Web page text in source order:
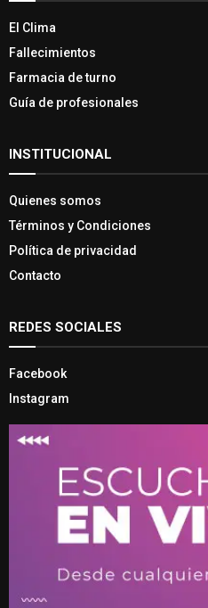
El Clima
Fallecimientos
Farmacia de turno
Guía de profesionales
INSTITUCIONAL
Quienes somos
Términos y Condiciones
Política de privacidad
Contacto
REDES SOCIALES
Facebook
Instagram